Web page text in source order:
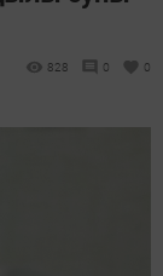
828 0 0